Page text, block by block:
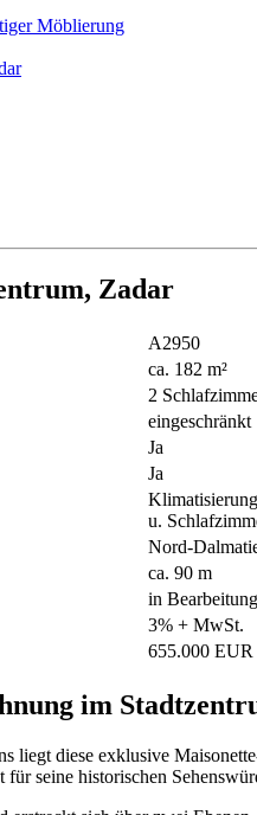
Zadar
A2950
ca. 182 m²
2
eingeschränkt
Ja
Ja
u.
Nord-
ca. 90 m
in Bearbeitung
3% + MwSt.
655.000 EUR
im
liegt diese exklusive
seine historischen